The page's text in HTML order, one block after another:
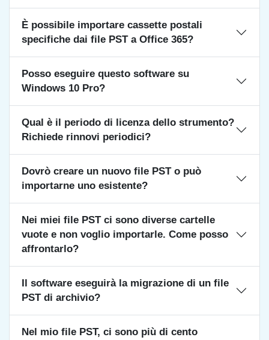
È possibile importare cassette postali
specifiche dai file PST a Office 365?
Posso eseguire questo software su
Windows 10 Pro?
Qual è il periodo di licenza dello strumento?
Richiede rinnovi periodici?
Dovrò creare un nuovo file PST o può
importarne uno esistente?
Nei miei file PST ci sono diverse cartelle
vuote e non voglio importarle. Come posso
affrontarlo?
Il software eseguirà la migrazione di un file
PST di archivio?
Nel mio file PST, ci sono più di cento